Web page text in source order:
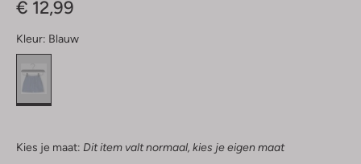
€ 12,99
Kleur: Blauw
Kies je maat: Dit item valt normaal, kies je eigen maat